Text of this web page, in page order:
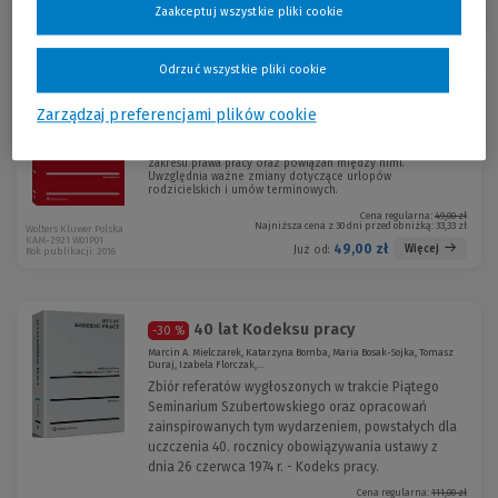
Prawo pracy. Diagramy
Krzysztof Wojciech Baran, Maria Bosak-Sojka, Justyna Czerniak-
zakresu prawa pracy oraz powiązań między nimi.
Uwzględnia ważne zmiany dotyczące urlopów
rodzicielskich i umów terminowych.
Cena regularna: 49,00 zł
Najniższa cena z 30 dni przed obniżką: 33,33 zł
Już od: 49,00 zł Więcej
Wolters Kluwer Polska
KAM-2921 W01P01
Rok publikacji: 2016
-30 % 40 lat Kodeksu pracy
Marcin A. Mielczarek, Katarzyna Bomba, Maria Bosak-Sojka, Tomasz
Duraj, Izabela Florczak,...
Zbiór referatów wygłoszonych w trakcie Piątego
Seminarium Szubertowskiego oraz opracowań
zainspirowanych tym wydarzeniem, powstałych dla
uczczenia 40. rocznicy obowiązywania ustawy z
dnia 26 czerwca 1974 r. - Kodeks pracy.
Cena regularna: 111,00 zł
Zarządzaj preferencjami plików cookie
Odrzuć wszystkie pliki cookie
Zaakceptuj wszystkie pliki cookie